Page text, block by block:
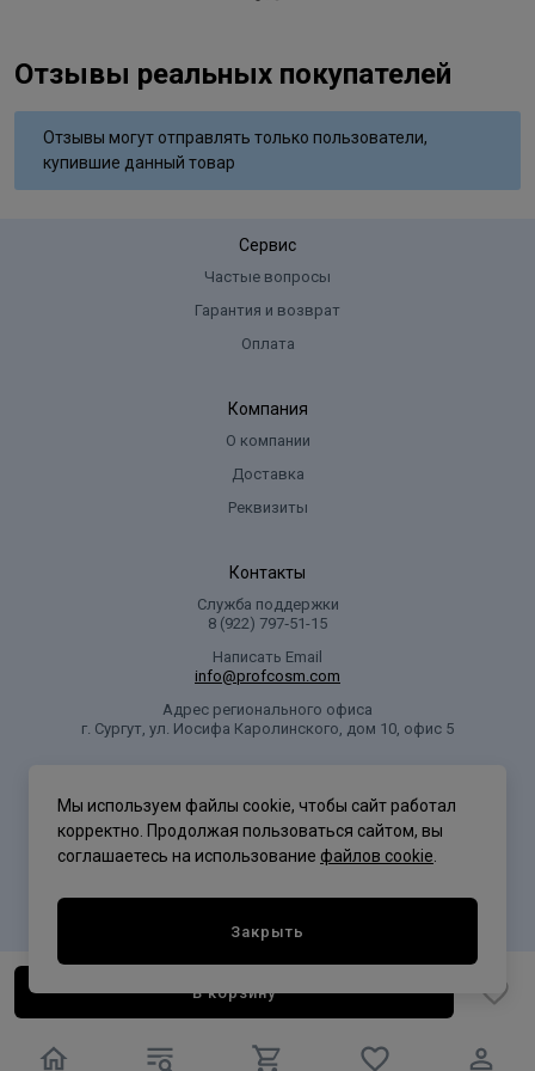
В корзину
Отзывы реальных покупателей
Отзывы могут отправлять только пользователи,
купившие данный товар
Сервис
Частые вопросы
Гарантия и возврат
Оплата
Компания
О компании
Доставка
Реквизиты
Контакты
Служба поддержки
8 (922) 797‑51-15
Написать Email
info@profcosm.com
Адрес регионального офиса
г. Сургут, ул. Иосифа Каролинского, дом 10, офис 5
Мы используем файлы cookie, чтобы сайт работал
корректно. Продолжая пользоваться сайтом, вы
соглашаетесь на использование файлов cookie
Закрыть